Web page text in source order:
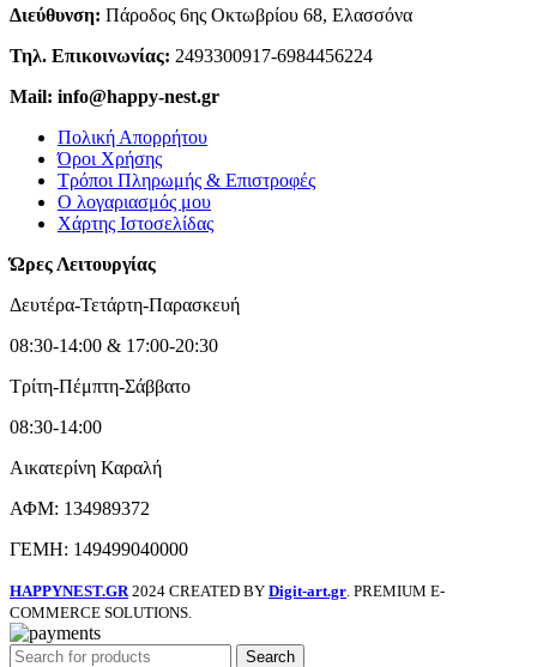
Διεύθυνση: Πάροδος 6ης Οκτωβρίου 68, Ελασσόνα
Τηλ. Επικοινωνίας: 2493300917-6984456224
Mail: info@happy-nest.gr
Πολική Απορρήτου
Όροι Χρήσης
Τρόποι Πληρωμής & Επιστροφές
Ο λογαριασμός μου
Χάρτης Ιστοσελίδας
Ώρες Λειτουργίας
Δευτέρα-Τετάρτη-Παρασκευή
08:30-14:00 & 17:00-20:30
Τρίτη-Πέμπτη-Σάββατο
08:30-14:00
Αικατερίνη Καραλή
ΑΦΜ: 134989372
ΓΕΜΗ: 149499040000
HAPPYNEST.GR 2024 CREATED BY Digit-art.gr . PREMIUM E-
COMMERCE SOLUTIONS.
Search